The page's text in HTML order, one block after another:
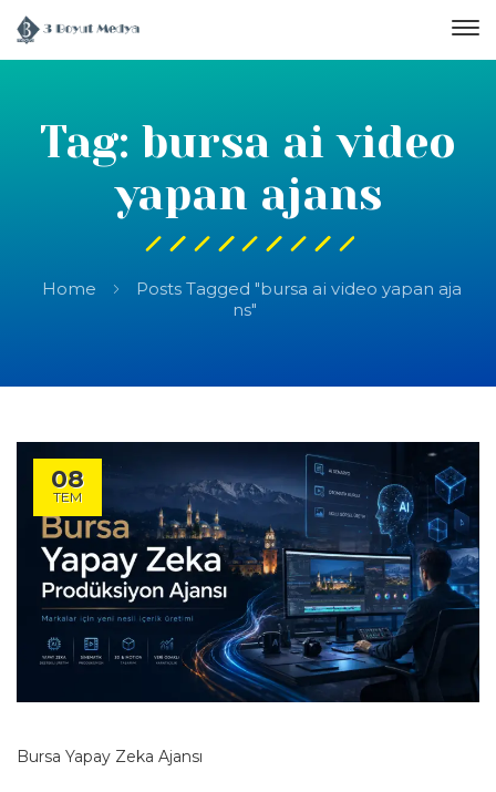
Tag: bursa ai video
yapan ajans
Home
Posts Tagged "bursa ai video yapan aja
ns"
08
TEM
Bursa Yapay Zeka Ajansı